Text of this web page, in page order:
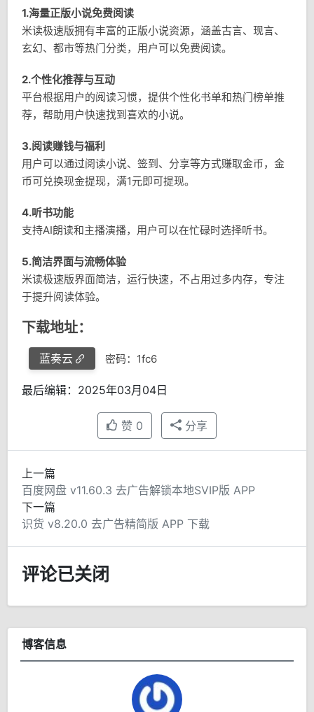
1.海量正版小说免费阅读
米读极速版拥有丰富的正版小说资源，涵盖古言、现言、
玄幻、都市等热门分类，用户可以免费阅读。
2.个性化推荐与互动
平台根据用户的阅读习惯，提供个性化书单和热门榜单推
荐，帮助用户快速找到喜欢的小说。
3.阅读赚钱与福利
用户可以通过阅读小说、签到、分享等方式赚取金币，金
币可兑换现金提现，满1元即可提现。
4.听书功能
支持AI朗读和主播演播，用户可以在忙碌时选择听书。
5.简洁界面与流畅体验
米读极速版界面简洁，运行快速，不占用过多内存，专注
于提升阅读体验。
下载地址：
蓝奏云 密码：1fc6
最后编辑：2025年03月04日
赞 0 分享
上一篇
百度网盘 v11.60.3 去广告解锁本地SVIP版 APP
下一篇
识货 v8.20.0 去广告精简版 APP 下载
评论已关闭
博客信息